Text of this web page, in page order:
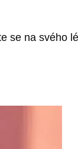
se na svého